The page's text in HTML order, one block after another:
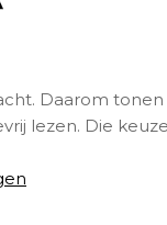
Daarom tonen
lezen. Die